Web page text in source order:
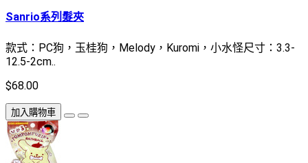
Sanrio系列髮夾
款式：PC狗，玉桂狗，Melody，Kuromi，小水怪尺寸：3.3-
12.5-2cm..
$68.00
加入購物車